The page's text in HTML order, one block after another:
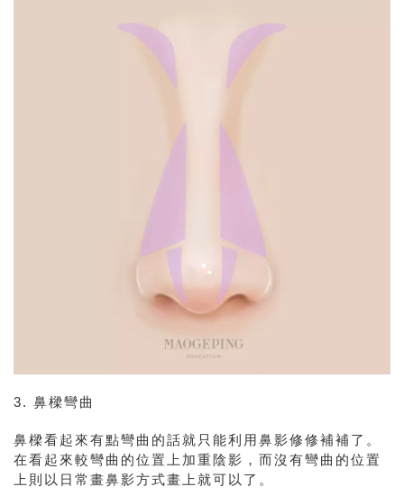
3. 鼻樑彎曲
鼻樑看起來有點彎曲的話就只能利用鼻影修修補補了。
在看起來較彎曲的位置上加重陰影，而沒有彎曲的位置
上則以日常畫鼻影方式畫上就可以了。